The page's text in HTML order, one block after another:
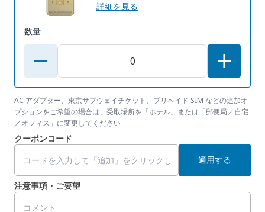
詳細を見る
数量
AC アダプター、東京サブウェイチケット、プリペイド SIM などの追加オ
プションをご希望の場合は、受取場所を「ホテル」または「郵便局／自宅
／オフィス」に変更してください
クーポンコード
適用する
注意事項・ご要望